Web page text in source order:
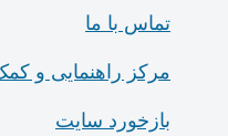
تماس با ما
مرکز راهنمایی و
بازخورد سایت